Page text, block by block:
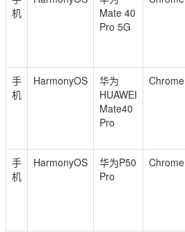
机
Mate 40
Pro 5G
手
机
HarmonyOS
华为
HUAWEI
Mate40
Pro
Chrome
手
机
HarmonyOS
华为P50
Pro
Chrome